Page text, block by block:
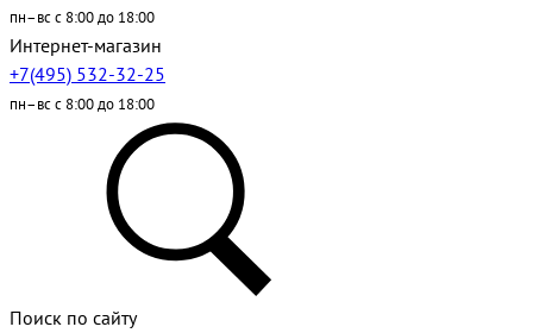
пн–вс с 8:00 до 18:00
Интернет-магазин
+7(495) 532-32-25
пн–вс с 8:00 до 18:00
Поиск по сайту